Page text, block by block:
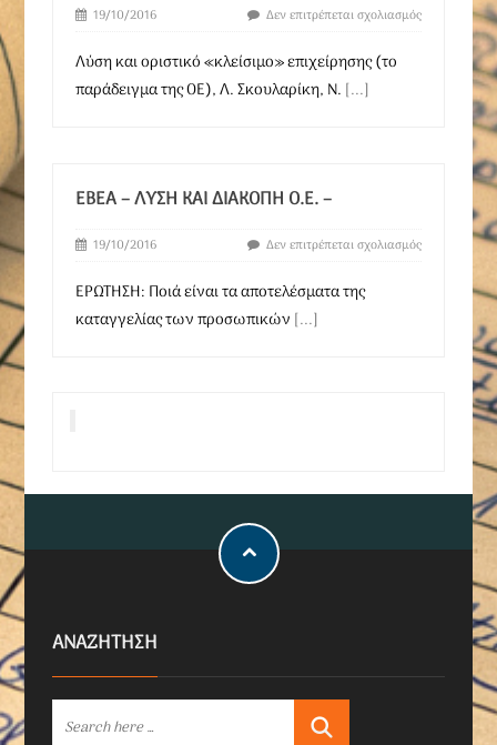
19/10/2016 Δεν επιτρέπεται σχολιασμός
Λύση και οριστικό «κλείσιμο» επιχείρησης (το
παράδειγμα της ΟΕ), Λ. Σκουλαρίκη, Ν. [...]
ΕΒΕΑ – ΛΎΣΗ ΚΑΙ ΔΙΑΚΟΠΉ Ο.Ε. –
19/10/2016 Δεν επιτρέπεται σχολιασμός
ΕΡΩΤΗΣΗ: Ποιά είναι τα αποτελέσματα της
καταγγελίας των προσωπικών [...]
ΑΝΑΖΗΤΗΣΗ